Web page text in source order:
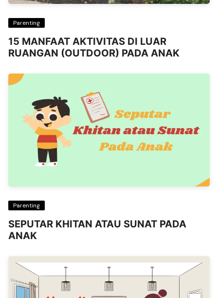
Parenting
15 MANFAAT AKTIVITAS DI LUAR
RUANGAN (OUTDOOR) PADA ANAK
Parenting
SEPUTAR KHITAN ATAU SUNAT PADA
ANAK